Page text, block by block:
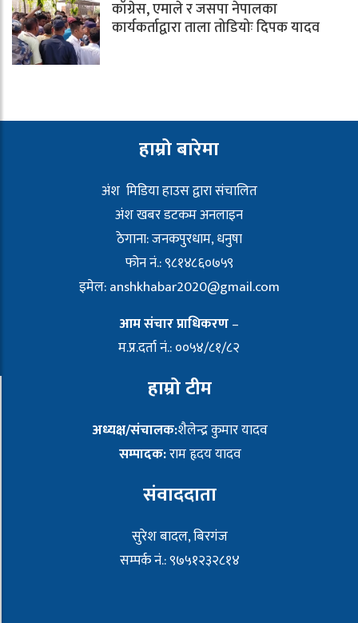
काँग्रेस, एमाले र जसपा नेपालका
कार्यकर्ताद्वारा ताला तोडियोः दिपक यादव
हाम्रो बारेमा
अंश मिडिया हाउस द्वारा संचालित
अंश खबर डटकम अनलाइन
ठेगाना: जनकपुरधाम, धनुषा
फोन नं.: ९८१४८६०७५९
इमेल:anshkhabar2020@gmail.com
आम संचार प्राधिकरण–
म.प्र.दर्ता नं.: ००५४/८१/८२
हाम्रो टीम
अध्यक्ष/संचालक:शैलेन्द्र कुमार यादव
सम्पादक:राम हृदय यादव
संवाददाता
सुरेश बादल, बिरगंज
सम्पर्क नं.: ९७५१२३२८१४